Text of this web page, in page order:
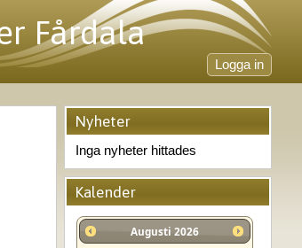
Logga in
Fårdala
Nyheter
Inga nyheter hittades
Kalender
Augusti 2026